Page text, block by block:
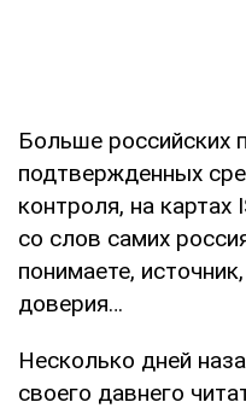
Больше российских
подтвержденных
контроля, на картах
со слов самих
понимаете,
доверия…
Несколько дней
своего давнего